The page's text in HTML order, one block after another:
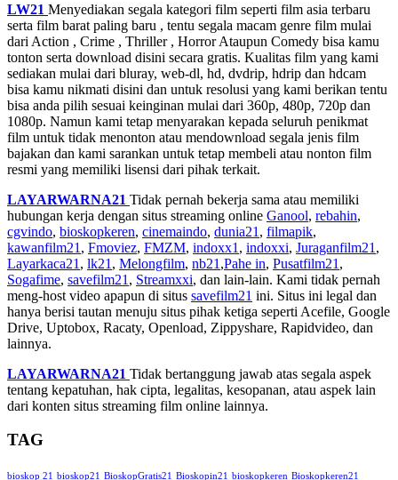
LW21 Menyediakan segala kategori film seperti film asia terbaru
serta film barat paling baru , tentu segala macam genre film mulai
dari Action , Crime , Thriller , Horror Ataupun Comedy bisa kamu
tonton serta download disini secara gratis. Kualitas film yang kami
sediakan mulai dari bluray, web-dl, hd, dvdrip, hdrip dan hdcam
bisa kamu nikmati disini dan untuk resolusi yang kami berikan tentu
bisa anda pilih sesuai keinginan mulai dari 360p, 480p, 720p dan
1080p. Namun kami tetap menyarakan kepada seluruh penikmat
film untuk tidak menonton atau mendownload segala jenis film
bajakan dan kami sarankan untuk tetap membeli atau nonton film
resmi yang memiliki lisensi dari pihak terkait.
LAYARWARNA21 Tidak pernah bekerja sama atau memiliki
hubungan kerja dengan situs streaming online Ganool, rebahin,
cgvindo, bioskopkeren, cinemaindo, dunia21 , filmapik,
kawanfilm21 , Fmoviez, FMZM, indoxx1 , indoxxi, Juraganfilm21 ,
Layarkaca21 , lk21 , Melongfilm, nb21 ,Pahe in, Pusatfilm21 ,
Sogafime, savefilm21 , Streamxxi, dan lain-lain. Kami tidak pernah
meng-host video apapun di situs savefilm21 ini. Situs ini legal dan
hanya berisi tautan menuju situs pihak ketiga seperti Acefile, Google
Drive, Uptobox, Racaty, Openload, Zippyshare, Rapidvideo, dan
lainnya.
LAYARWARNA21 Tidak bertanggung jawab atas segala aspek
tentang kepatuhan, hak cipta, legalitas, kesopanan, atau aspek lain
dari konten situs streaming film online lainnya.
TAG
bioskop 21 bioskop21 BioskopGratis21 Bioskopin21 bioskopkeren Bioskopkeren21